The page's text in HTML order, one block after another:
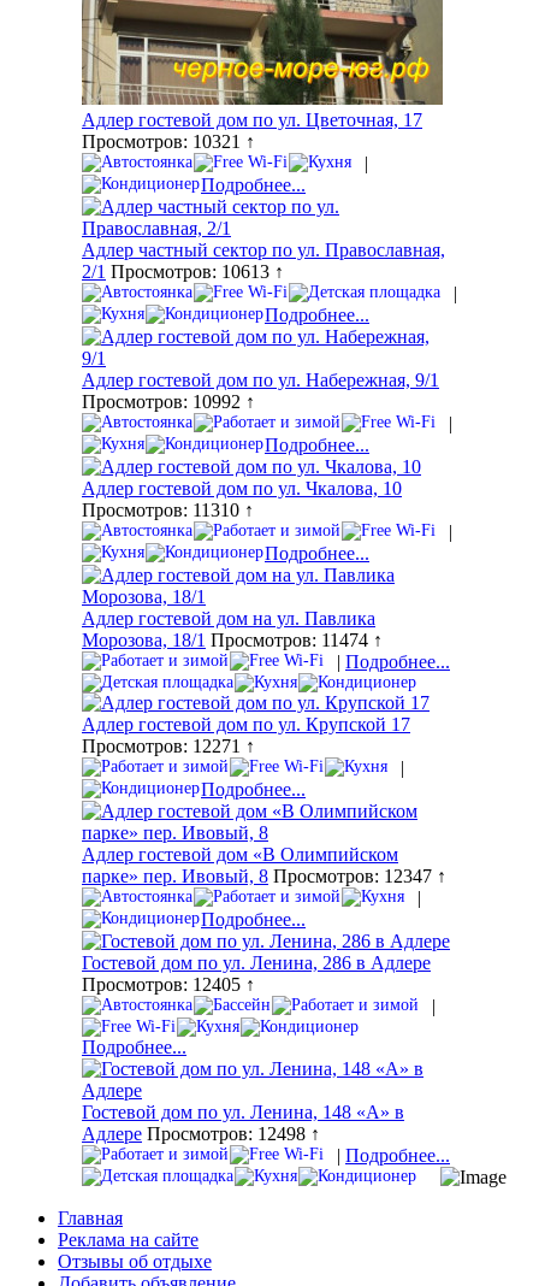
Адлер гостевой дом по ул. Цветочная, 17
Просмотров: 10321 ↑
|
Подробнее...
Адлер частный сектор по ул. Православная,
2/1 Просмотров: 10613 ↑
|
Подробнее...
Адлер гостевой дом по ул. Набережная, 9/1
Просмотров: 10992 ↑
|
Подробнее...
Адлер гостевой дом по ул. Чкалова, 10
Просмотров: 11310 ↑
|
Подробнее...
Адлер гостевой дом на ул. Павлика
Морозова, 18/1 Просмотров: 11474 ↑
| Подробнее...
Адлер гостевой дом по ул. Крупской 17
Просмотров: 12271 ↑
|
Подробнее...
Адлер гостевой дом «В Олимпийском
парке» пер. Ивовый, 8 Просмотров: 12347 ↑
|
Подробнее...
Гостевой дом по ул. Ленина, 286 в Адлере
Просмотров: 12405 ↑
|
Подробнее...
Гостевой дом по ул. Ленина, 148 «А» в
Адлере Просмотров: 12498 ↑
| Подробнее...
Главная
Реклама на сайте
Отзывы об отдыхе